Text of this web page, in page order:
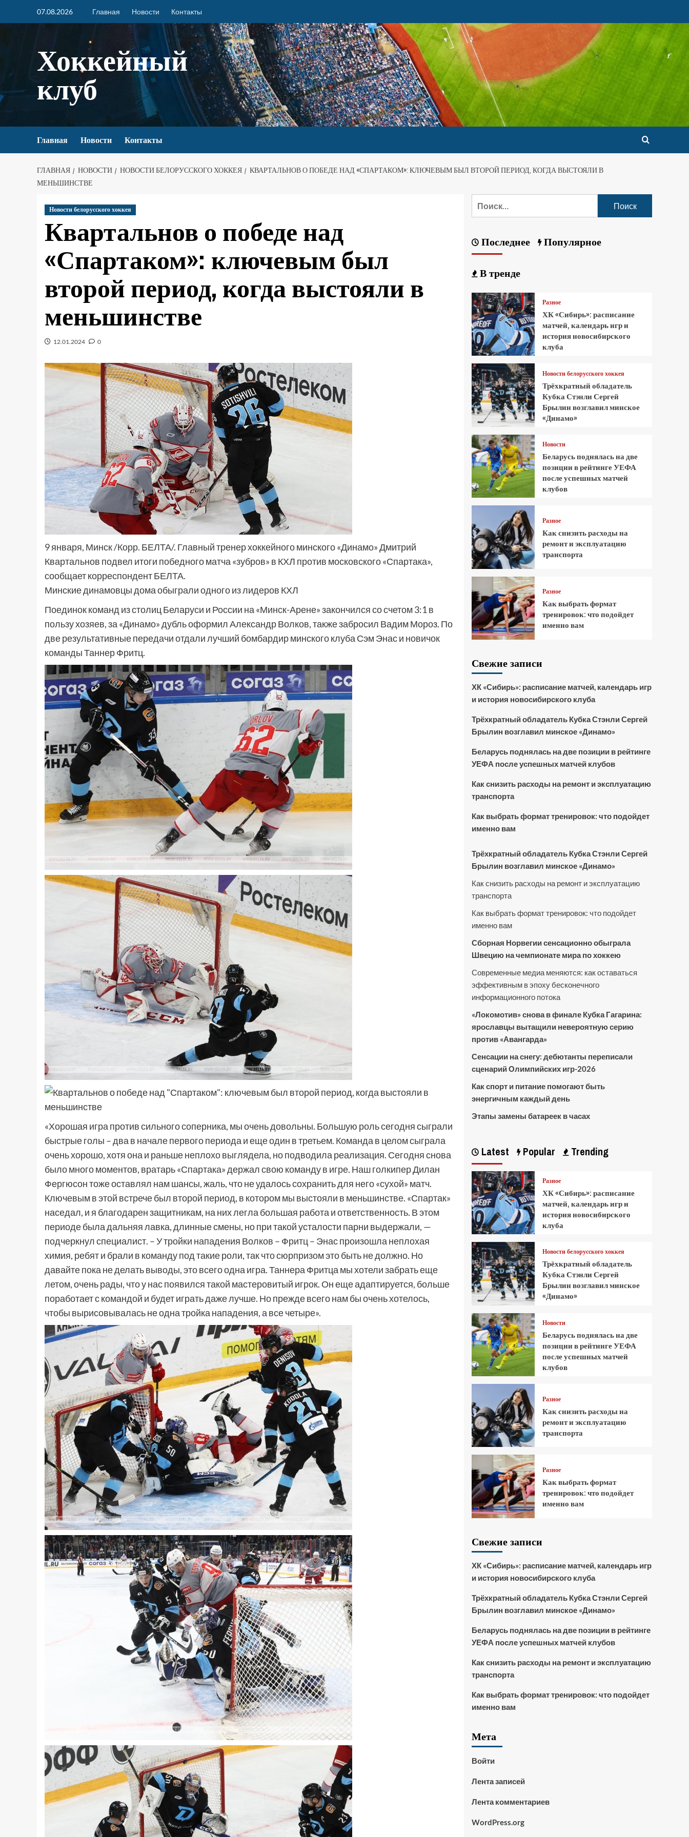
07.08.2026 Главная Новости Контакты
Хоккейный
клуб
Главная Новости Контакты
ГЛАВНАЯ НОВОСТИ НОВОСТИ БЕЛОРУССКОГО ХОККЕЯ
КВАРТАЛЬНОВ О ПОБЕДЕ НАД «СПАРТАКОМ»: КЛЮЧЕВЫМ БЫЛ ВТОРОЙ ПЕРИОД, КОГДА ВЫСТОЯЛИ В
МЕНЬШИНСТВЕ
Новости белорусского хоккея
Квартальнов о победе над
«Спартаком»: ключевым был
второй период, когда выстояли в
меньшинстве
12.01.2024 0
9 января, Минск /Корр. БЕЛТА/. Главный тренер хоккейного минского «Динамо» Дмитрий
Квартальнов подвел итоги победного матча «зубров» в КХЛ против московского «Спартака»,
сообщает корреспондент БЕЛТА.
Минские динамовцы дома обыграли одного из лидеров КХЛ
Поединок команд из столиц Беларуси и России на «Минск-Арене» закончился со счетом 3:1 в
пользу хозяев, за «Динамо» дубль оформил Александр Волков, также забросил Вадим Мороз. По
две результативные передачи отдали лучший бомбардир минского клуба Сэм Энас и новичок
команды Таннер Фритц.
«Хорошая игра против сильного соперника, мы очень довольны. Большую роль сегодня сыграли
быстрые голы – два в начале первого периода и еще один в третьем. Команда в целом сыграла
очень хорошо, хотя она и раньше неплохо выглядела, но подводила реализация. Сегодня снова
было много моментов, вратарь «Спартака» держал свою команду в игре. Наш голкипер Дилан
Фергюсон тоже оставлял нам шансы, жаль, что не удалось сохранить для него «сухой» матч.
Ключевым в этой встрече был второй период, в котором мы выстояли в меньшинстве. «Спартак»
наседал, и я благодарен защитникам, на них легла большая работа и ответственность. В этом
периоде была дальняя лавка, длинные смены, но при такой усталости парни выдержали, —
подчеркнул специалист. – У тройки нападения Волков – Фритц – Энас произошла неплохая
химия, ребят и брали в команду под такие роли, так что сюрпризом это быть не должно. Но
давайте пока не делать выводы, это всего одна игра. Таннера Фритца мы хотели забрать еще
летом, очень рады, что у нас появился такой мастеровитый игрок. Он еще адаптируется, больше
поработает с командой и будет играть даже лучше. Но прежде всего нам бы очень хотелось,
чтобы вырисовывалась не одна тройка нападения, а все четыре».
Последнее Популярное
В тренде
Разное
ХК «Сибирь»: расписание
матчей, календарь игр и
история новосибирского
клуба
Новости белорусского хоккея
Трёхкратный обладатель
Кубка Стэнли Сергей
Брылин возглавил минское
«Динамо»
Новости
Беларусь поднялась на две
позиции в рейтинге УЕФА
после успешных матчей
клубов
Разное
Как снизить расходы на
ремонт и эксплуатацию
транспорта
Разное
Как выбрать формат
тренировок: что подойдет
именно вам
Свежие записи
ХК «Сибирь»: расписание матчей, календарь игр
и история новосибирского клуба
Трёхкратный обладатель Кубка Стэнли Сергей
Брылин возглавил минское «Динамо»
Беларусь поднялась на две позиции в рейтинге
УЕФА после успешных матчей клубов
Как снизить расходы на ремонт и эксплуатацию
транспорта
Как выбрать формат тренировок: что подойдет
именно вам
Трёхкратный обладатель Кубка Стэнли Сергей
Брылин возглавил минское «Динамо»
Как снизить расходы на ремонт и эксплуатацию
транспорта
Как выбрать формат тренировок: что подойдет
именно вам
Сборная Норвегии сенсационно обыграла
Швецию на чемпионате мира по хоккею
Современные медиа меняются: как оставаться
эффективным в эпоху бесконечного
информационного потока
«Локомотив» снова в финале Кубка Гагарина:
ярославцы вытащили невероятную серию
против «Авангарда»
Сенсации на снегу: дебютанты переписали
сценарий Олимпийских игр-2026
Как спорт и питание помогают быть
энергичным каждый день
Этапы замены батареек в часах
Latest Popular Trending
Разное
ХК «Сибирь»: расписание
матчей, календарь игр и
история новосибирского
клуба
Новости белорусского хоккея
Трёхкратный обладатель
Кубка Стэнли Сергей
Брылин возглавил минское
«Динамо»
Новости
Беларусь поднялась на две
позиции в рейтинге УЕФА
после успешных матчей
клубов
Разное
Как снизить расходы на
ремонт и эксплуатацию
транспорта
Разное
Как выбрать формат
тренировок: что подойдет
именно вам
Свежие записи
ХК «Сибирь»: расписание матчей, календарь игр
и история новосибирского клуба
Трёхкратный обладатель Кубка Стэнли Сергей
Брылин возглавил минское «Динамо»
Беларусь поднялась на две позиции в рейтинге
УЕФА после успешных матчей клубов
Как снизить расходы на ремонт и эксплуатацию
транспорта
Как выбрать формат тренировок: что подойдет
именно вам
Мета
Войти
Лента записей
Лента комментариев
WordPress.org